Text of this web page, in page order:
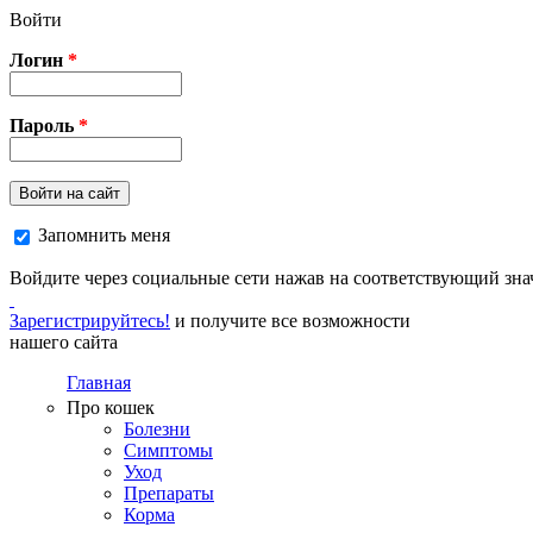
Перейти к основному содержанию
Войти
Логин *
Пароль *
Войти на сайт
Запомнить меня
Войдите через социальные сети нажав на соответствующий
Зарегистрируйтесь! и получите все возможности
нашего сайта
Главная
Про кошек
Болезни
Симптомы
Уход
Препараты
Корма